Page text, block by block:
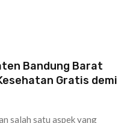
Bandung Barat
Gratis demi
salah satu aspek yang